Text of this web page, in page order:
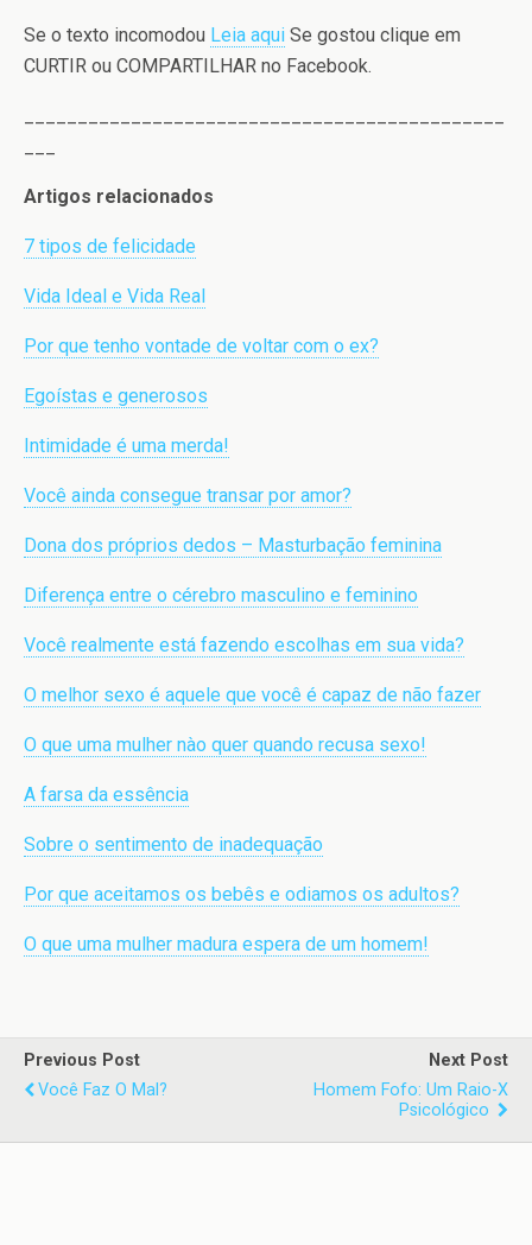
Se o texto incomodou Leia aqui Se gostou clique em
CURTIR ou COMPARTILHAR no Facebook.
Artigos relacionados
7 tipos de felicidade
Vida Ideal e Vida Real
Por que tenho vontade de voltar com o ex?
Egoístas e generosos
Intimidade é uma merda!
Você ainda consegue transar por amor?
Dona dos próprios dedos – Masturbação feminina
Diferença entre o cérebro masculino e feminino
Você realmente está fazendo escolhas em sua vida?
O melhor sexo é aquele que você é capaz de não fazer
O que uma mulher nào quer quando recusa sexo!
A farsa da essência
Sobre o sentimento de inadequação
Por que aceitamos os bebês e odiamos os adultos?
O que uma mulher madura espera de um homem!
Previous Post
Você Faz O Mal?
Next Post
Homem Fofo: Um Raio-X
Psicológico